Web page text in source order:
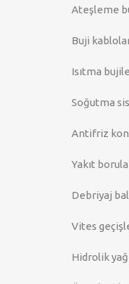
Ateşleme
Buji
Isıtma
Soğutma
Antifriz
Yakıt
Debriyaj
Vites
Hidrolik